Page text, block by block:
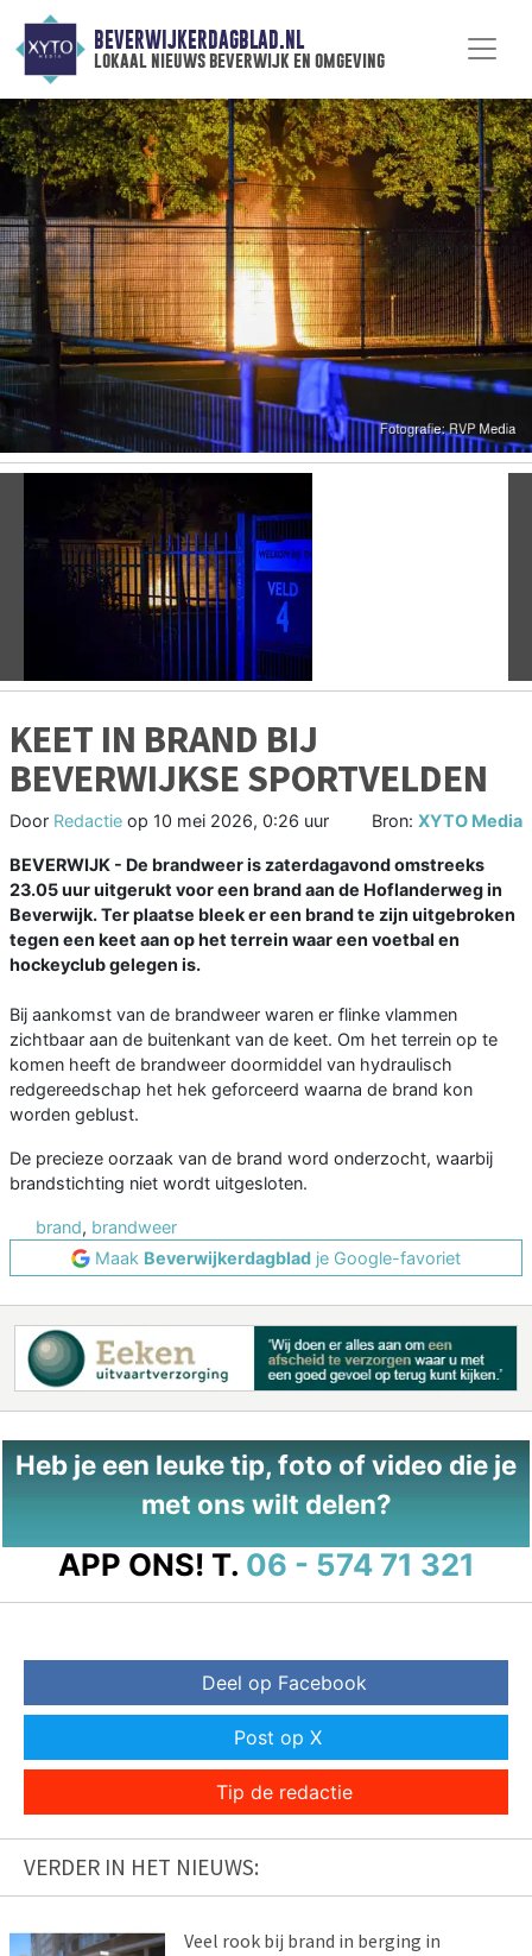
BEVERWIJKERDAGBLAD.NL
lokaal nieuws beverwijk en omgeving
KEET IN BRAND BIJ
BEVERWIJKSE SPORTVELDEN
Door Redactie op 10 mei 2026, 0:26 uur Bron: XYTO Media
BEVERWIJK - De brandweer is zaterdagavond omstreeks
23.05 uur uitgerukt voor een brand aan de Hoflanderweg in
Beverwijk. Ter plaatse bleek er een brand te zijn uitgebroken
tegen een keet aan op het terrein waar een voetbal en
hockeyclub gelegen is.
Bij aankomst van de brandweer waren er flinke vlammen
zichtbaar aan de buitenkant van de keet. Om het terrein op te
komen heeft de brandweer doormiddel van hydraulisch
redgereedschap het hek geforceerd waarna de brand kon
worden geblust.
De precieze oorzaak van de brand word onderzocht, waarbij
brandstichting niet wordt uitgesloten.
brand, brandweer
Maak Beverwijkerdagblad je Google-favoriet
Heb je een leuke tip, foto of video die je
met ons wilt delen?
APP ONS! T. 06 - 574 71 321
Deel op Facebook
Post op X
Tip de redactie
VERDER IN HET NIEUWS:
Veel rook bij brand in berging in